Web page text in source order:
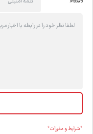
*شرایط و مقررات*